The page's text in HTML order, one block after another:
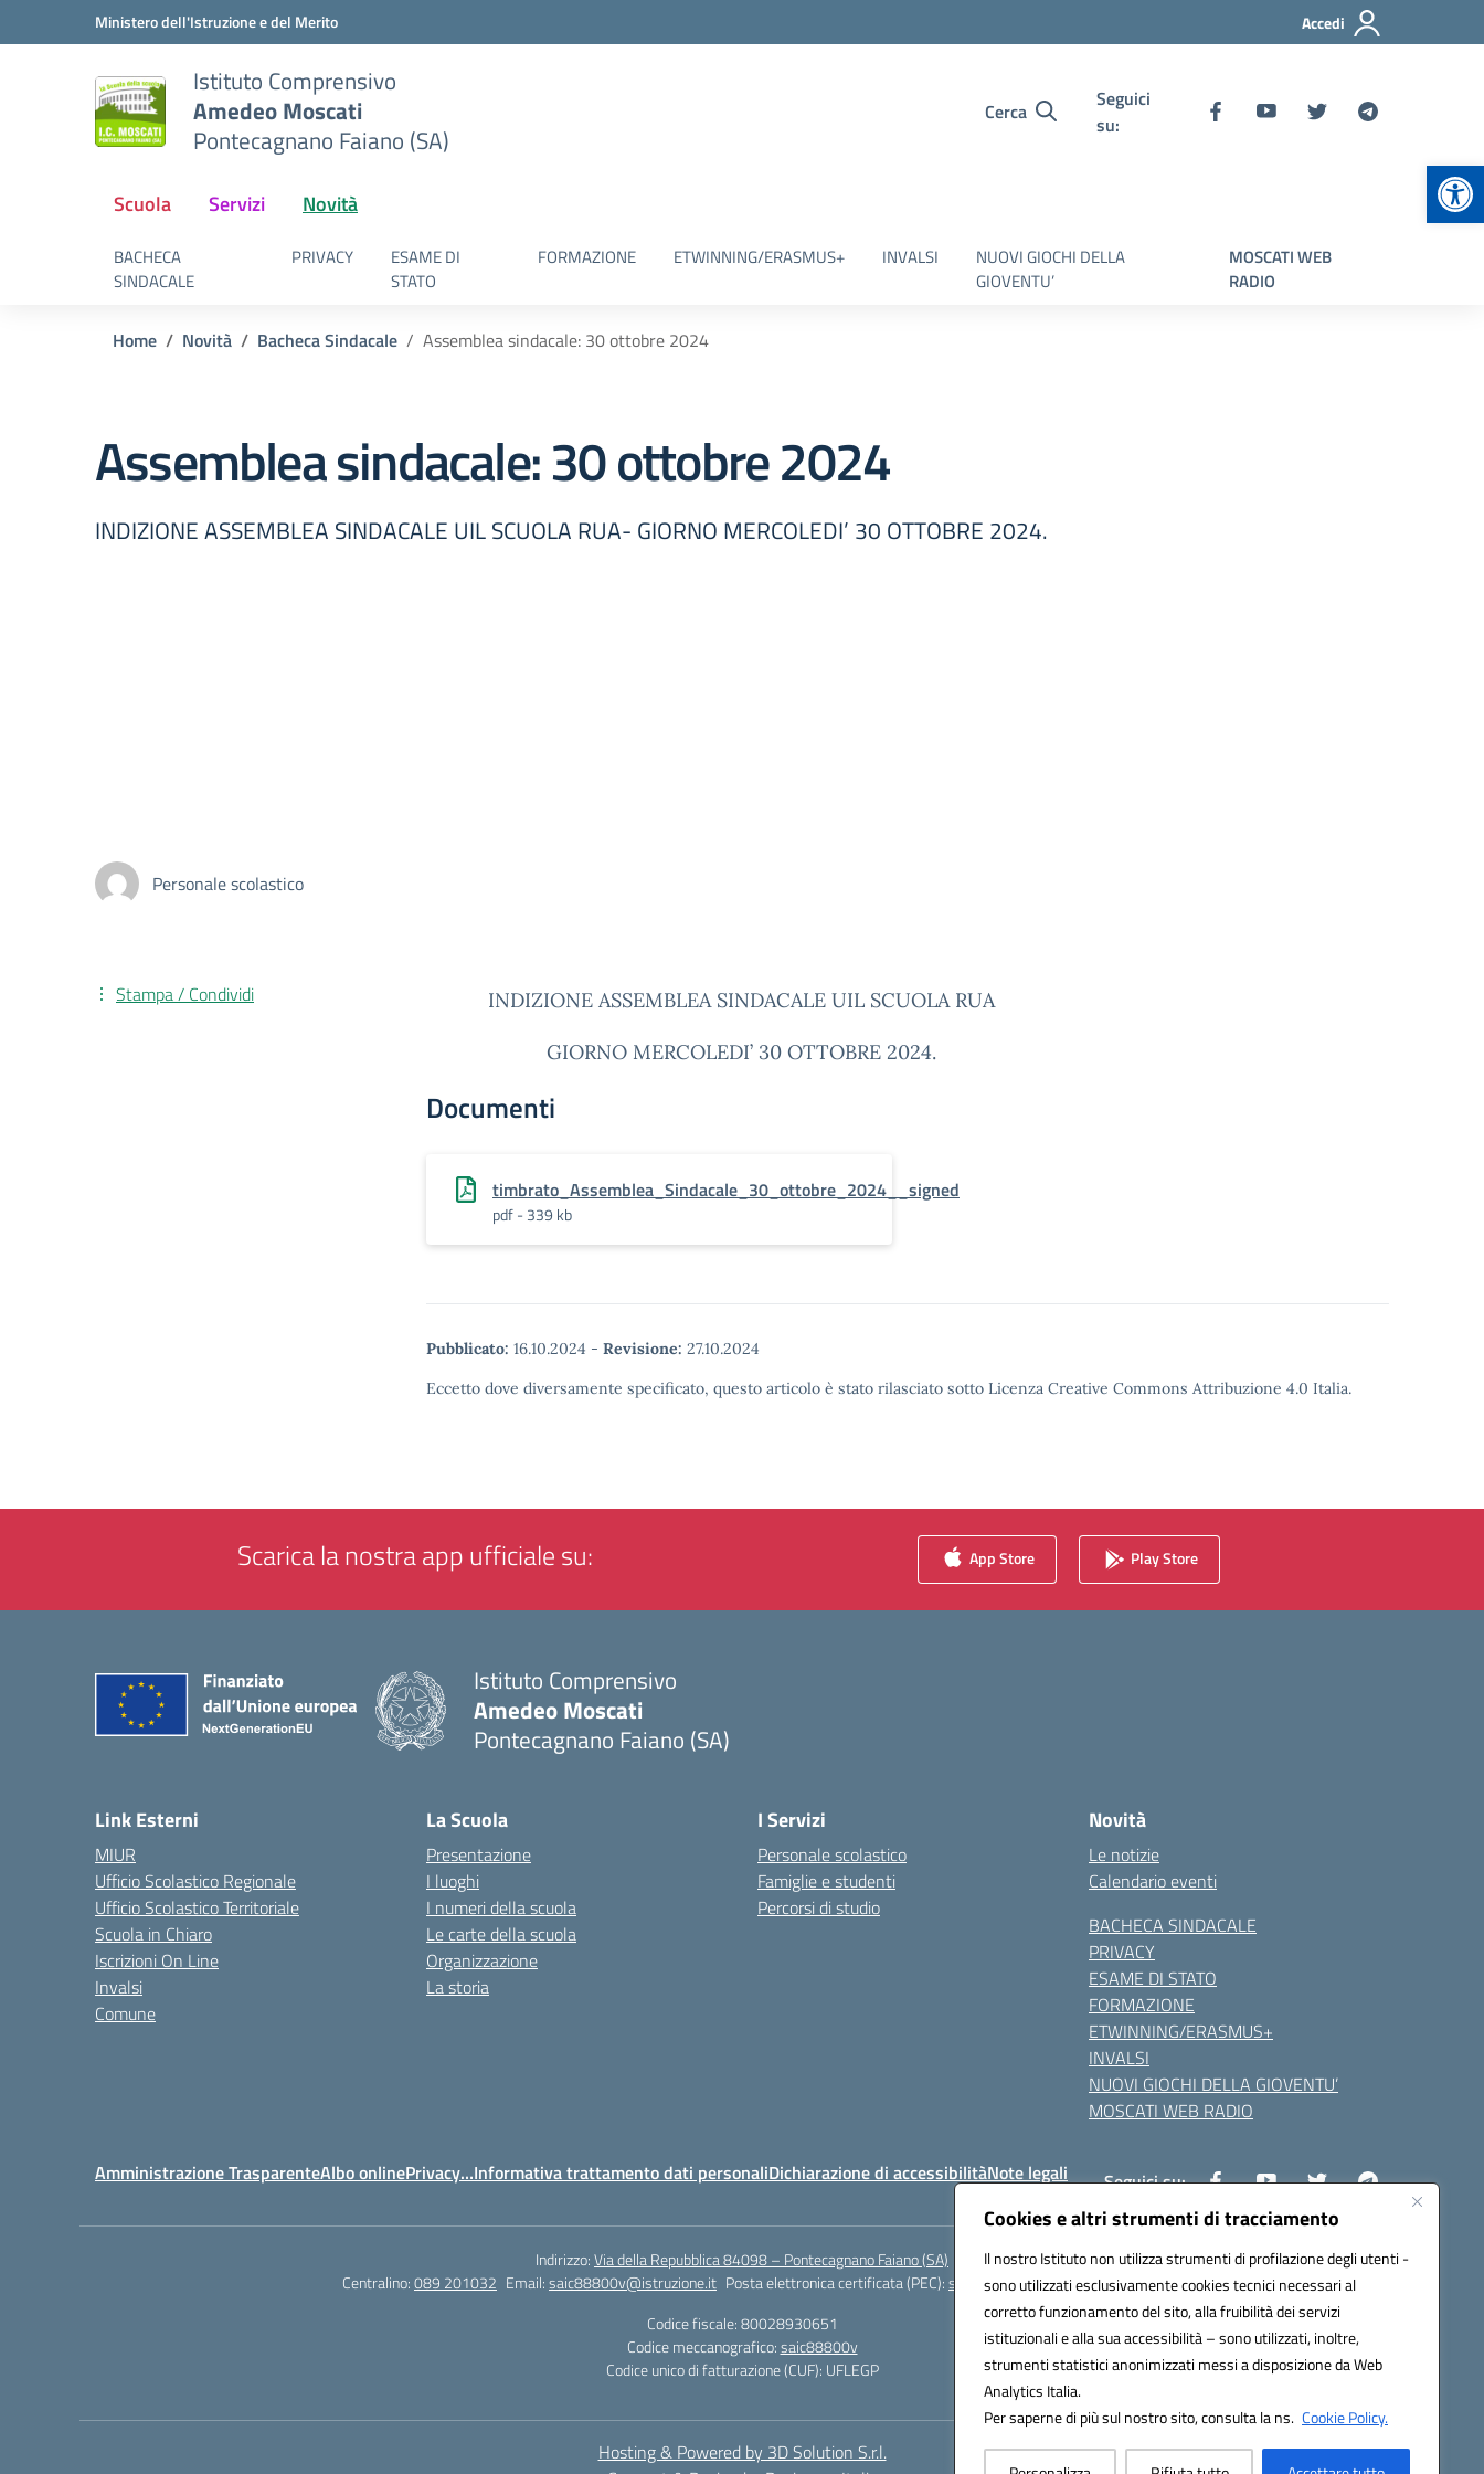
Cookies e altri strumenti di tracciamento
Il nostro Istituto non utilizza strumenti di profilazione degli utenti -
sono utilizzati esclusivamente cookies tecnici necessari al
corretto funzionamento del sito, alla fruibilità dei servizi
istituzionali e alla sua accessibilità – sono utilizzati, inoltre,
strumenti statistici anonimizzati messi a disposizione da Web
Analytics Italia.
Per saperne di più sul nostro sito, consulta la ns. Cookie Policy.
Vai ai contenuti
Vai al menu di navigazioneMinistero dell'Istruzione e del Merito Accedi
Istituto Comprensivo
Amedeo Moscati
Pontecagnano Faiano (SA)
Cerca
Seguici
su:
Scuola Servizi Novità
BACHECA
SINDACALE
PRIVACY
ESAME DI
STATO
FORMAZIONE ETWINNING/ERASMUS+ INVALSI
NUOVI GIOCHI DELLA
GIOVENTU’
MOSCATI WEB
RADIO
Home Novità Bacheca Sindacale Assemblea sindacale: 30 ottobre 2024
Assemblea sindacale: 30 ottobre 2024
INDIZIONE ASSEMBLEA SINDACALE UIL SCUOLA RUA- GIORNO MERCOLEDI’ 30 OTTOBRE 2024.
Personale scolastico
INDIZIONE ASSEMBLEA SINDACALE UIL SCUOLA RUA
GIORNO MERCOLEDI’ 30 OTTOBRE 2024.
Documenti
timbrato_Assemblea_Sindacale_30_ottobre_2024__signed
pdf - 339 kb
Pubblicato: 16.10.2024 - Revisione: 27.10.2024
Eccetto dove diversamente specificato, questo articolo è stato rilasciato sotto Licenza Creative Commons Attribuzione 4.0 Italia.
Stampa / Condividi
Scarica la nostra app ufficiale su: App Store Play Store
Istituto Comprensivo
Amedeo Moscati
Pontecagnano Faiano (SA)
Link Esterni
MIUR
Ufficio Scolastico Regionale
Ufficio Scolastico Territoriale
Scuola in Chiaro
Iscrizioni On Line
Invalsi
Comune
La Scuola
Presentazione
I luoghi
I numeri della scuola
Le carte della scuola
Organizzazione
La storia
I Servizi
Personale scolastico
Famiglie e studenti
Percorsi di studio
Novità
Le notizie
Calendario eventi
BACHECA SINDACALE
PRIVACY
ESAME DI STATO
FORMAZIONE
ETWINNING/ERASMUS+
INVALSI
NUOVI GIOCHI DELLA GIOVENTU’
MOSCATI WEB RADIO
Amministrazione TrasparenteAlbo onlinePrivacy…Informativa trattamento dati personaliDichiarazione di accessibilitàNote legali Seguici su:
Indirizzo:Via della Repubblica 84098 – Pontecagnano Faiano (SA)
Centralino:089 201032 Email:saic88800v@istruzione.it Posta elettronica certificata (PEC):saic88800v@pec.istruzione.it
Codice fiscale: 80028930651
Codice meccanografico:saic88800v
Codice unico di fatturazione (CUF): UFLEGP
Hosting & Powered by 3D Solution S.r.l.